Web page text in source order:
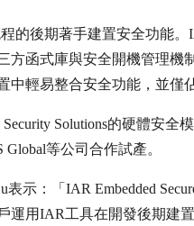
的後期著手建置安全功能。
方函式庫與安全開機管理機
輕易整合安全功能，並僅
Solutions的硬體安全
等公司合作試產。
示：「IAR Embedded
運用IAR工具在開發後期建